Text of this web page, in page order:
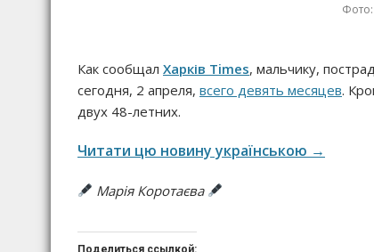
Фото:
Как сообщал Харків Times, мальчику,
сегодня, 2 апреля, всего девять месяцев.
двух 48-летних.
Читати цю новину українською →
Марія Коротаєва
Поделиться ссылкой: